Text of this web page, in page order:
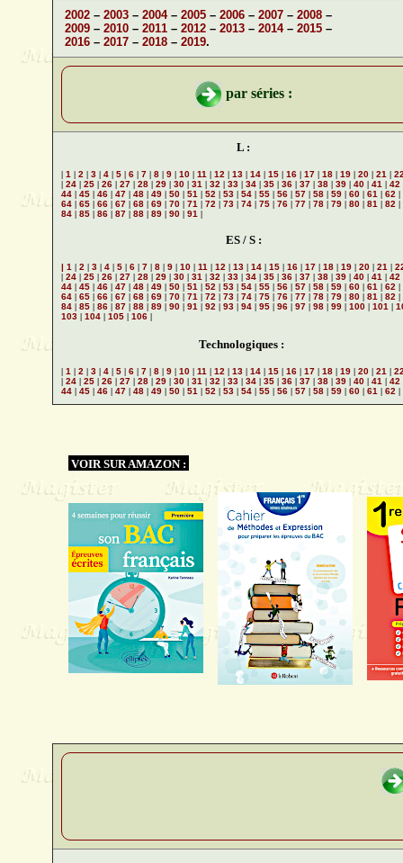
2002 – 2003 – 2004– 2005 – 2006 – 2007 – 2008 –
2009 – 2010 – 2011 – 2012 – 2013 – 2014– 2015 –
2016 – 2017 – 2018 – 2019.
par séries :
L :
| 1 | 2 | 3 | 4 | 5 | 6 | 7 | 8 | 9 | 10 | 11 | 12 | 13 | 14 | 15 | 16 | 17 | 18 | 19 | 20 | 21 |
| 24 | 25 | 26 | 27 | 28 | 29 | 30 | 31 | 32 | 33 | 34 | 35 | 36 | 37 | 38 | 39 | 40 | 41 | 42
44 | 45 | 46 | 47 | 48 | 49 | 50 | 51 | 52 | 53 | 54 | 55 | 56 | 57 | 58 | 59 | 60 | 61 | 62 |
64 | 65 | 66 | 67 | 68 | 69 | 70 | 71 | 72 | 73 | 74 | 75 | 76 | 77 | 78 | 79 | 80 | 81 | 82 |
84 | 85 | 86 | 87 | 88 | 89 | 90 | 91 |
ES / S :
| 1 | 2 | 3 | 4 | 5 | 6 | 7 | 8 | 9 | 10 | 11 | 12 | 13 | 14 | 15 | 16 | 17 | 18 | 19 | 20 | 21 |
| 24 | 25 | 26 | 27 | 28 | 29 | 30 | 31 | 32 | 33 | 34 | 35 | 36 | 37 | 38 | 39 | 40 | 41 | 42
44 | 45 | 46 | 47 | 48 | 49 | 50 | 51 | 52 | 53 | 54 | 55 | 56 | 57 | 58 | 59 | 60 | 61 | 62 |
64 | 65 | 66 | 67 | 68 | 69 | 70 | 71 | 72 | 73 | 74 | 75 | 76 | 77 | 78 | 79 | 80 | 81 | 82 |
84 | 85 | 86 | 87 | 88 | 89 | 90 | 91 | 92 | 93 | 94 | 95 | 96 | 97 | 98 | 99 | 100 | 101 |
103 | 104 | 105 | 106 |
Technologiques :
| 1 | 2 | 3 | 4 | 5 | 6 | 7 | 8 | 9 | 10 | 11 | 12 | 13 | 14 | 15 | 16 | 17 | 18 | 19 | 20 | 21 |
| 24 | 25 | 26 | 27 | 28 | 29 | 30 | 31 | 32 | 33 | 34 | 35 | 36 | 37 | 38 | 39 | 40 | 41 | 42
44 | 45 | 46 | 47 | 48 | 49 | 50 | 51 | 52 | 53 | 54 | 55 | 56 | 57 | 58 | 59 | 60 | 61 | 62 |
VOIR SUR AMAZON :